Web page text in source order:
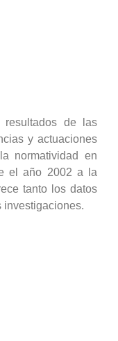
resultados de las
y actuaciones
normatividad en
el año 2002 a la
tanto los datos
investigaciones.